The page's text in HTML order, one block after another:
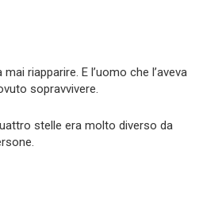
riapparire. E l’uomo che l’aveva
sopravvivere.
stelle era molto diverso da